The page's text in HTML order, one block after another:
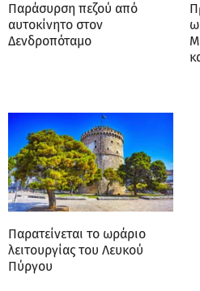
Παράσυρση πεζού από
αυτοκίνητο στον
Δενδροπόταμο
Παρατείνεται το ωράριο
λειτουργίας του Λευκού
Πύργου